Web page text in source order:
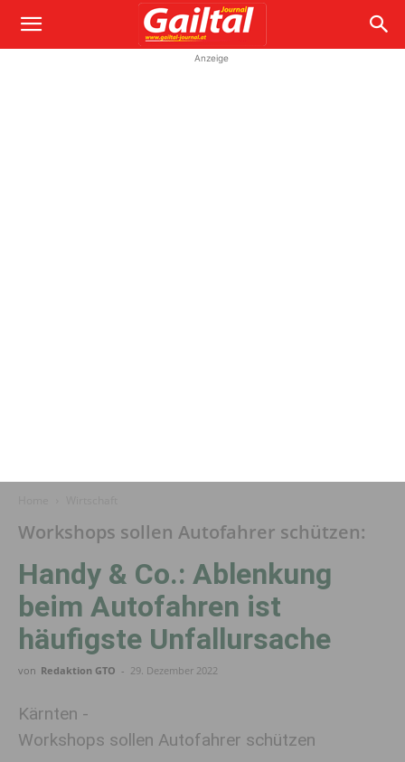
Anzeige
Workshops sollen Autofahrer schützen:
Handy & Co.: Ablenkung
beim Auto­fahren ist
häufigste Unfall­ursache
von Redaktion GTO - 29. Dezember 2022
Kärnten -
Workshops sollen Autofahrer schützen